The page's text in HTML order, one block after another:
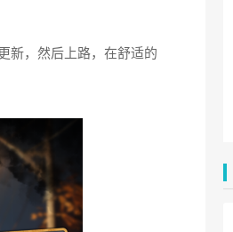
新，然后上路，在舒适的